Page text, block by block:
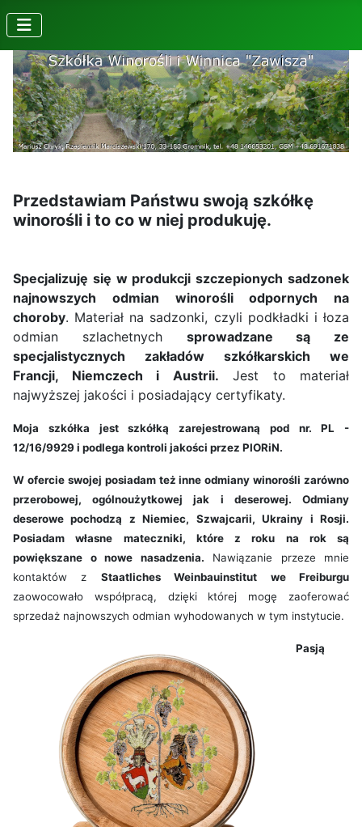
Przedstawiam Państwu swoją szkółkę
winorośli i to co w niej produkuję.
Specjalizuję się w produkcji szczepionych sadzonek
najnowszych odmian winorośli odpornych na
choroby. Materiał na sadzonki, czyli podkładki i łoza
odmian szlachetnych sprowadzane są ze
specjalistycznych zakładów szkółkarskich we
Francji, Niemczech i Austrii. Jest to materiał
najwyższej jakości i posiadający certyfikaty.
Moja szkółka jest szkółką zarejestrowaną pod nr. PL -
12/16/9929 i podlega kontroli jakości przez PIORiN.
W ofercie swojej posiadam też inne odmiany winorośli zarówno
przerobowej, ogólnoużytkowej jak i deserowej. Odmiany
deserowe pochodzą z Niemiec, Szwajcarii, Ukrainy i Rosji.
Posiadam własne mateczniki, które z roku na rok są
powiększane o nowe nasadzenia. Nawiązanie przeze mnie
kontaktów z Staatliches Weinbauinstitut we Freiburgu
zaowocowało współpracą, dzięki której mogę zaoferować
sprzedaż najnowszych odmian wyhodowanych w tym instytucie.
Pasją